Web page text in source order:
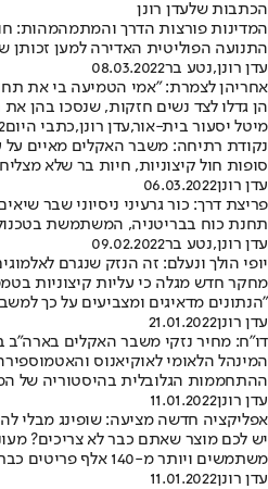
הכתבות שלעדן רונן
המדינות פורצות הדרך והמתמהמהות:
התנועה הפוליטית האדירה למען
עדן רונן,נטע בר08.03.2022
אחריהן לצמרת: "אמי הטמיעה בי את
הן גדלו לצד נשים חזקות, שנסכו בהן
מיטל יסעור בית-אור,עדן רונן,כתבי היום
נקודת רתיחה: משבר האקלים מאיים על
סופות חול קיצוניות, חיות בר שלא
עדן רונן06.03.2022
פריצת דרך: כור גרעיני ניסיוני שבר
תחנת כוח בבריטניה, המשתמשת בטכנולוגיית היתוך, הצליחה להפיק 59 מגה-ג'אול בתוך שתי דקות, יותר
עדן רונן,נטע בר09.02.2022
יופי הולך ונעלם: זה הנזק שנגרם
"הנתונים מדאיגים ומצביעים על כך
עדן רונן21.01.2022
דו"ח: מחיר נזקי משבר האקלים בארה"ב ב-2021 - 145 מיליארד
ההתחממות הגלובלית בהיסטוריה של
עדן רונן11.01.2022
אפליקציה חדשה מציעה: שופינג מבלי
משתמשים ויותר מ-140 אלף פריטים כבר נמסרו דרכה • היתרונות: חיסכון בכסף והקטנת הזיהום הסביבתי • כך זה עובד
עדן רונן11.01.2022